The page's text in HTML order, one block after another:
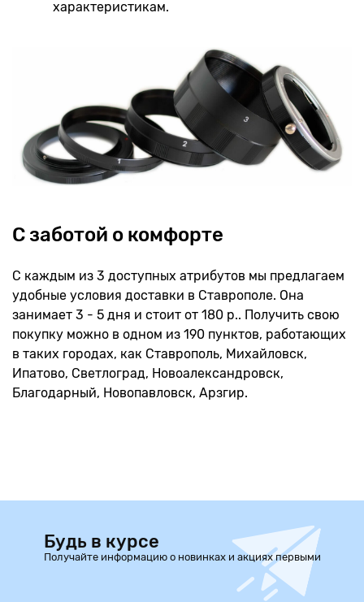
характеристикам.
С заботой о комфорте
С каждым из 3 доступных атрибутов мы предлагаем
удобные условия доставки в Ставрополе. Она
занимает 3 - 5 дня и стоит от 180 р.. Получить свою
покупку можно в одном из 190 пунктов, работающих
в таких городах, как Ставрополь, Михайловск,
Ипатово, Светлоград, Новоалександровск,
Благодарный, Новопавловск, Арзгир.
Будь в курсе
Получайте информацию о новинках и акциях первыми